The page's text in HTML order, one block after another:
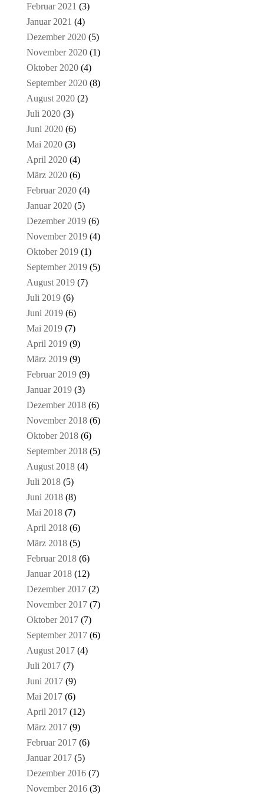
Februar 2021 (3)
Januar 2021 (4)
Dezember 2020(5)
November 2020(1)
Oktober 2020(4)
September 2020(8)
August 2020(2)
Juli 2020(3)
Juni 2020(6)
Mai 2020(3)
April 2020(4)
März 2020(6)
Februar 2020(4)
Januar 2020(5)
Dezember 2019(6)
November 2019(4)
Oktober 2019(1)
September 2019(5)
August 2019(7)
Juli 2019(6)
Juni 2019(6)
Mai 2019(7)
April 2019(9)
März 2019(9)
Februar 2019(9)
Januar 2019(3)
Dezember 2018(6)
November 2018(6)
Oktober 2018(6)
September 2018(5)
August 2018(4)
Juli 2018(5)
Juni 2018(8)
Mai 2018(7)
April 2018(6)
März 2018(5)
Februar 2018(6)
Januar 2018(12)
Dezember 2017(2)
November 2017(7)
Oktober 2017(7)
September 2017(6)
August 2017(4)
Juli 2017(7)
Juni 2017(9)
Mai 2017(6)
April 2017(12)
März 2017(9)
Februar 2017(6)
Januar 2017(5)
Dezember 2016(7)
November 2016(3)